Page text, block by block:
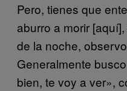
Pero, tienes que
aburro a morir
de la noche,
Generalmente
bien, te voy a ver»,